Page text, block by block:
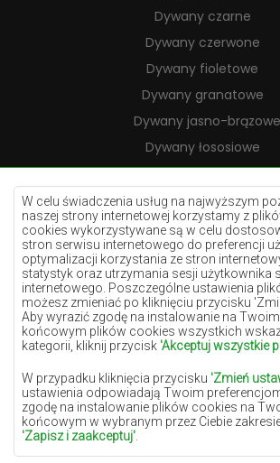
W celu świadczenia usług na najwyższym
naszej strony internetowej korzystamy z
cookies wykorzystywane są w celu
stron serwisu internetowego do preferencji
optymalizacji korzystania ze stron
statystyk oraz utrzymania sesji użytkownika
internetowego. Poszczególne ustawienia
możesz zmieniać po kliknięciu przycisku
Aby wyrazić zgodę na instalowanie na
końcowym plików cookies wszystkich
kategorii, kliknij przycisk 'Akceptuj wszystkie
W przypadku kliknięcia przycisku 'Zmień
ustawienia odpowiadają Twoim
zgodę na instalowanie plików cookies na
końcowym w wybranym przez Ciebie
'Zapisz i zaakceptuj'
Dywany czarne
Dywany czerwone
Dywany fioletowe
Dywany granatowe
Dywany jasno-brązowe
Dywany łososiowe
Dywany kremowe
Dywany lilac
Dywany żółte
Dywany miętowe
Dywany niebieskie
Dywany pomarańczowe
Dywany różowe
Dywany szare
Dywany terakota
Dywany zielone
Dywany złote